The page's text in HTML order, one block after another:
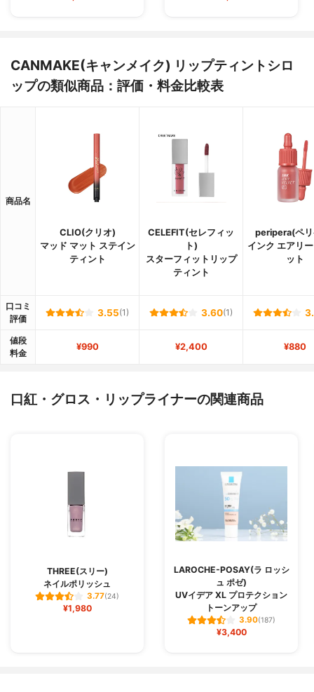
CANMAKE(キャンメイク) リップティントシロ
ップの類似商品：評価・料金比較表
商品名
CLIO(クリオ)
マッド マット ステイン
ティント
CELEFIT(セレフィッ
ト)
スターフィットリップ
ティント
peripera(ペ
インク エアリ
ット
口コミ
評価
3.55(1) 3.60(1)
値段
料金
¥990 ¥2,400 ¥880
口紅・グロス・リップライナーの関連商品
THREE(スリー)
ネイルポリッシュ
3.77(24)
¥1,980
LAROCHE-POSAY(ラ ロッシ
ュ ポゼ)
UVイデア XL プロテクション
トーンアップ
3.90(187)
¥3,400